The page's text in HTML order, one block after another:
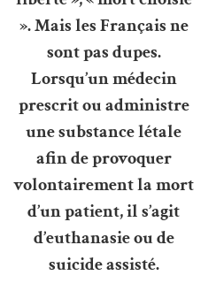
». Mais les Français ne
sont pas dupes.
Lorsqu’un médecin
prescrit ou administre
une substance létale
afin de provoquer
volontairement la mort
d’un patient, il s’agit
d’euthanasie ou de
suicide assisté.